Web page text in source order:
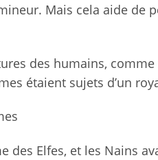
Mais cela aide de
des humains,
étaient sujets d’un
des Elfes, et les Nains